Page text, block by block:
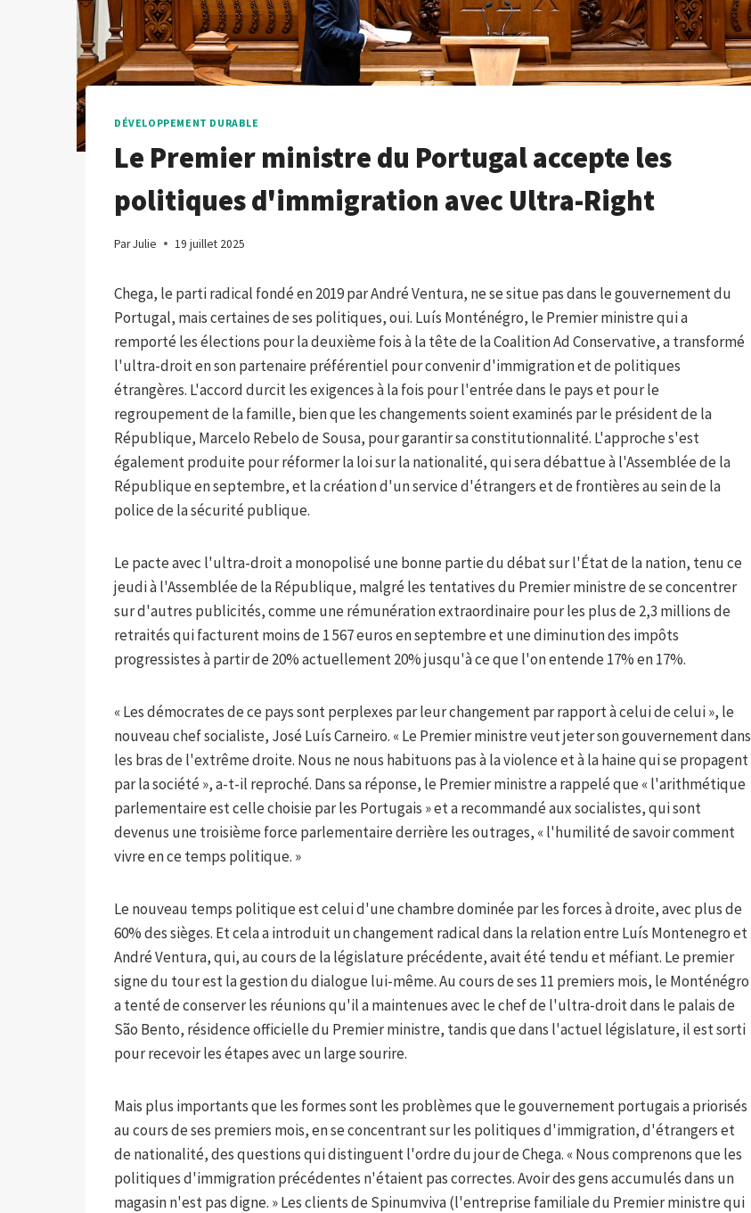
DÉVELOPPEMENT DURABLE
Le Premier ministre du Portugal accepte les
politiques d'immigration avec Ultra-Right
ParJulie 19 juillet 2025
Chega, le parti radical fondé en 2019 par André Ventura, ne se situe pas dans le gouvernement du
Portugal, mais certaines de ses politiques, oui. Luís Monténégro, le Premier ministre qui a
remporté les élections pour la deuxième fois à la tête de la Coalition Ad Conservative, a transformé
l'ultra-droit en son partenaire préférentiel pour convenir d'immigration et de politiques
étrangères. L'accord durcit les exigences à la fois pour l'entrée dans le pays et pour le
regroupement de la famille, bien que les changements soient examinés par le président de la
République, Marcelo Rebelo de Sousa, pour garantir sa constitutionnalité. L'approche s'est
également produite pour réformer la loi sur la nationalité, qui sera débattue à l'Assemblée de la
République en septembre, et la création d'un service d'étrangers et de frontières au sein de la
police de la sécurité publique.
Le pacte avec l'ultra-droit a monopolisé une bonne partie du débat sur l'État de la nation, tenu ce
jeudi à l'Assemblée de la République, malgré les tentatives du Premier ministre de se concentrer
sur d'autres publicités, comme une rémunération extraordinaire pour les plus de 2,3 millions de
retraités qui facturent moins de 1 567 euros en septembre et une diminution des impôts
progressistes à partir de 20% actuellement 20% jusqu'à ce que l'on entende 17% en 17%.
« Les démocrates de ce pays sont perplexes par leur changement par rapport à celui de celui », le
nouveau chef socialiste, José Luís Carneiro. « Le Premier ministre veut jeter son gouvernement dans
les bras de l'extrême droite. Nous ne nous habituons pas à la violence et à la haine qui se propagent
par la société », a-t-il reproché. Dans sa réponse, le Premier ministre a rappelé que « l'arithmétique
parlementaire est celle choisie par les Portugais » et a recommandé aux socialistes, qui sont
devenus une troisième force parlementaire derrière les outrages, « l'humilité de savoir comment
vivre en ce temps politique. »
Le nouveau temps politique est celui d'une chambre dominée par les forces à droite, avec plus de
60% des sièges. Et cela a introduit un changement radical dans la relation entre Luís Montenegro et
André Ventura, qui, au cours de la législature précédente, avait été tendu et méfiant. Le premier
signe du tour est la gestion du dialogue lui-même. Au cours de ses 11 premiers mois, le Monténégro
a tenté de conserver les réunions qu'il a maintenues avec le chef de l'ultra-droit dans le palais de
São Bento, résidence officielle du Premier ministre, tandis que dans l'actuel législature, il est sorti
pour recevoir les étapes avec un large sourire.
Mais plus importants que les formes sont les problèmes que le gouvernement portugais a priorisés
au cours de ses premiers mois, en se concentrant sur les politiques d'immigration, d'étrangers et
de nationalité, des questions qui distinguent l'ordre du jour de Chega. « Nous comprenons que les
politiques d'immigration précédentes n'étaient pas correctes. Avoir des gens accumulés dans un
magasin n'est pas digne. » Les clients de Spinumviva (l'entreprise familiale du Premier ministre qui